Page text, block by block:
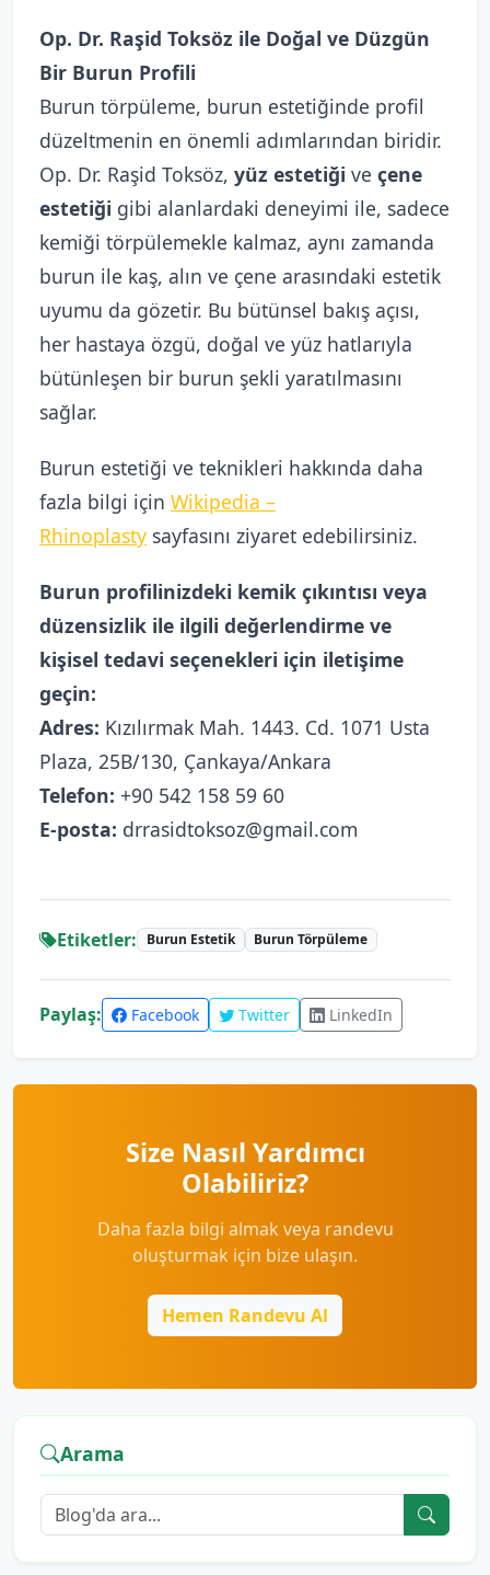
Op. Dr. Raşid Toksöz ile Doğal ve Düzgün
Bir Burun Profili
Burun törpüleme, burun estetiğinde profil
düzeltmenin en önemli adımlarından biridir.
Op. Dr. Raşid Toksöz, yüz estetiği ve çene
estetiği gibi alanlardaki deneyimi ile, sadece
kemiği törpülemekle kalmaz, aynı zamanda
burun ile kaş, alın ve çene arasındaki estetik
uyumu da gözetir. Bu bütünsel bakış açısı,
her hastaya özgü, doğal ve yüz hatlarıyla
bütünleşen bir burun şekli yaratılmasını
sağlar.
Burun estetiği ve teknikleri hakkında daha
fazla bilgi için Wikipedia –
Rhinoplasty sayfasını ziyaret edebilirsiniz.
Burun profilinizdeki kemik çıkıntısı veya
düzensizlik ile ilgili değerlendirme ve
kişisel tedavi seçenekleri için iletişime
geçin:
Adres: Kızılırmak Mah. 1443. Cd. 1071 Usta
Plaza, 25B/130, Çankaya/Ankara
Telefon: +90 542 158 59 60
E-posta: drrasidtoksoz@gmail.com
Etiketler: Burun Estetik Burun Törpüleme
Paylaş: Facebook Twitter LinkedIn
Size Nasıl Yardımcı
Olabiliriz?
Daha fazla bilgi almak veya randevu
oluşturmak için bize ulaşın.
Hemen Randevu Al
Arama